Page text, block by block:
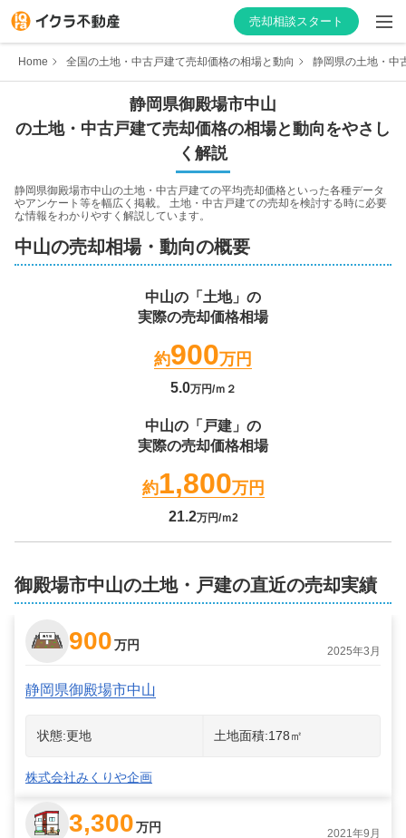
売却相談スタート
はじめての方へ
不動産会社を探す
不動産会社向け情報
Home 全国の土地・中古戸建て売却価格の相場と動向 静岡県の土地・中
静岡県御殿場市中山
の土地・中古戸建て売却価格の相場と動向をやさし
く解説
静岡県御殿場市中山の土地・中古戸建ての平均売却価格といった各種データ
やアンケート等を幅広く掲載。 土地・中古戸建ての売却を検討する時に必要
な情報をわかりやすく解説しています。
中山の売却相場・動向の概要
中山の「土地」の
実際の売却価格相場
約900万円
5.0万円/ｍ２
中山の「戸建」の
実際の売却価格相場
約1,800万円
21.2万円/ｍ2
御殿場市中山の土地・戸建の直近の売却実績
900万円 2025年3月
静岡県御殿場市中山
状態:更地 土地面積:178㎡
株式会社みくりや企画
3,300万円 2021年9月